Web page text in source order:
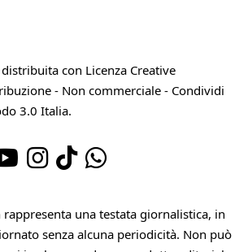
con Licenza Creative
- Non commerciale - Condividi
3.0 Italia.
una testata giornalistica, in
senza alcuna periodicità. Non può